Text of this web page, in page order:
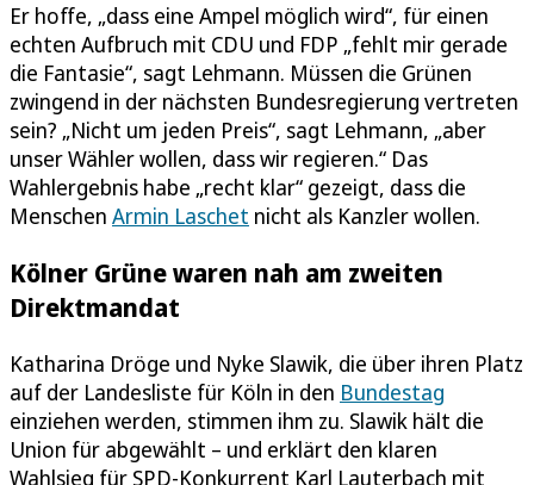
Er hoffe, „dass eine Ampel möglich wird“, für einen
echten Aufbruch mit CDU und FDP „fehlt mir gerade
die Fantasie“, sagt Lehmann. Müssen die Grünen
zwingend in der nächsten Bundesregierung vertreten
sein? „Nicht um jeden Preis“, sagt Lehmann, „aber
unser Wähler wollen, dass wir regieren.“ Das
Wahlergebnis habe „recht klar“ gezeigt, dass die
Menschen Armin Laschet nicht als Kanzler wollen.
Kölner Grüne waren nah am zweiten
Direktmandat
Katharina Dröge und Nyke Slawik, die über ihren Platz
auf der Landesliste für Köln in den Bundestag
einziehen werden, stimmen ihm zu. Slawik hält die
Union für abgewählt – und erklärt den klaren
Wahlsieg für SPD-Konkurrent Karl Lauterbach mit